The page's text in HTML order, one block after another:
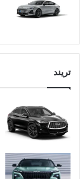
تريند